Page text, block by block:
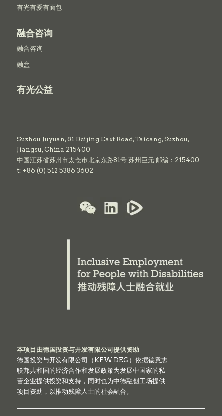
有光有爱有面包
融合咨询
融合咨询
融盒
有光公益
Suzhou Juyuan, 81 Beijing East Road,Taicang,Suzhou,
Jiangsu, China 215400
中国江苏省苏州市太仓市北京东路81号 苏州巨元 邮编：215400
t: +86 (0) 512 5386 3602
本项目由德国投资与开发有限公司提供资助
德国投资与开发有限公司（KFW DEG）依据德意志
联邦共和国的经济合作和发展政策为发展中国家的私
营企业提供投资和支持，同时也为中德融创工场提供
项目资助，以推动残障人士的社会融合。